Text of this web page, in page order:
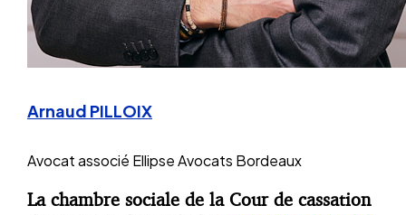
Arnaud PILLOIX
Avocat associé Ellipse Avocats Bordeaux
La chambre sociale de la Cour de cassation